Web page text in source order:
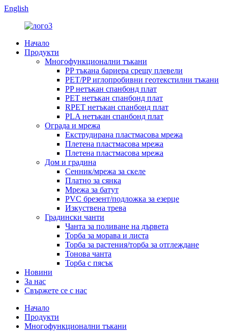
English
Начало
Продукти
Многофункционални тъкани
PP тъкана бариера срещу плевели
PET/PP иглопробивни геотекстилни тъкани
PP нетъкан спанбонд плат
PET нетъкан спанбонд плат
RPET нетъкан спанбонд плат
PLA нетъкан спанбонд плат
Ограда и мрежа
Екструдирана пластмасова мрежа
Плетена пластмасова мрежа
Плетена пластмасова мрежа
Дом и градина
Сенник/мрежа за скеле
Платно за сянка
Мрежа за батут
PVC брезент/подложка за езерце
Изкуствена трева
Градински чанти
Чанта за поливане на дървета
Торба за морава и листа
Торба за растения/торба за отглеждане
Тонова чанта
Торба с пясък
Новини
За нас
Свържете се с нас
Начало
Продукти
Многофункционални тъкани